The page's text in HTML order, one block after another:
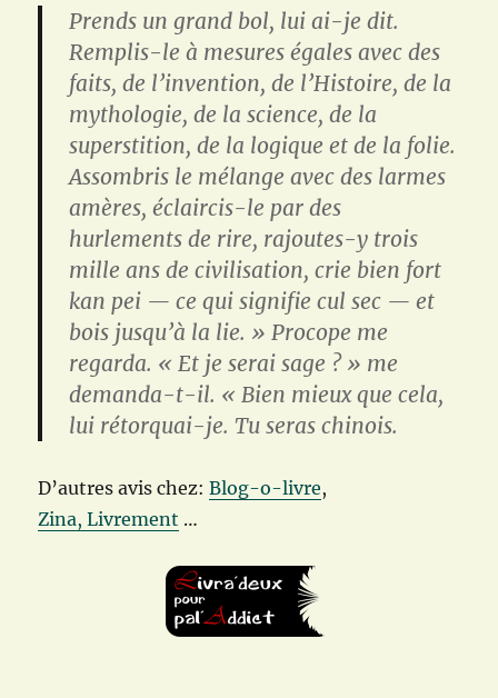
Prends un grand bol, lui ai-je dit.
Remplis-le à mesures égales avec des
faits, de l’invention, de l’Histoire, de la
mythologie, de la science, de la
superstition, de la logique et de la folie.
Assombris le mélange avec des larmes
amères, éclaircis-le par des
hurlements de rire, rajoutes-y trois
mille ans de civilisation, crie bien fort
kan pei — ce qui signifie cul sec — et
bois jusqu’à la lie. » Procope me
regarda. « Et je serai sage ? » me
demanda-t-il. « Bien mieux que cela,
lui rétorquai-je. Tu seras chinois.
D’autres avis chez:Blog-o-livre,
Zina,Livrement …